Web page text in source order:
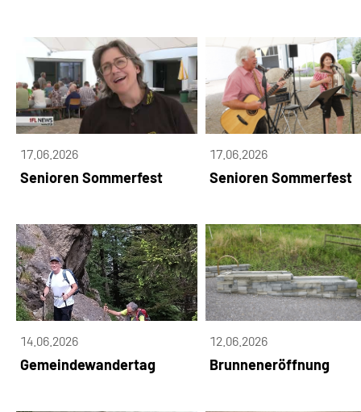
17.06.2026
Senioren Sommerfest
17.06.2026
Senioren Sommerfest
14.06.2026
Gemeindewandertag
12.06.2026
Brunneneröffnung